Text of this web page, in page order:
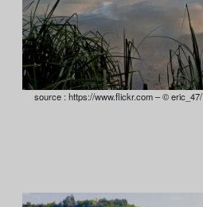
source : https://www.flickr.com – © eric_47/